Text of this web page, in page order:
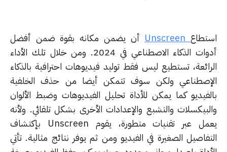
Unscreenأن يضمن مكانه بقوة ضمن أفضل
أدوات الذكاء الاصطناعي في 2024. ومن خلال تلك الأداء
تستطيع ليس فقط توليد فيديوهات احترافية بالذكاء
ولكن سوف تتمكن أيضا من حذف الخلفية
كما يمكن للأداة تحليل الفيديوهات وضبط الألوان
والتشبع والإعدادات الأخرى بشكل تلقائي. ولأنه
يعمل عبر تقنيات متطورة، يقوم Unscreen بإكتشاف
الصغيرة في الفيديو ومن ثم يوفر نتائج مثالية. تأتي